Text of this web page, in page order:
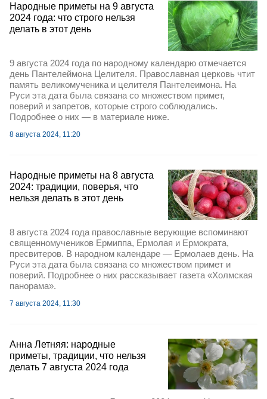
Народные приметы на 9 августа
2024 года: что строго нельзя
делать в этот день
9 августа 2024 года по народному календарю отмечается
день Пантелеймона Целителя. Православная церковь чтит
память великомученика и целителя Пантелеимона. На
Руси эта дата была связана со множеством примет,
поверий и запретов, которые строго соблюдались.
Подробнее о них — в материале ниже.
8 августа 2024, 11:20
Народные приметы на 8 августа
2024: традиции, поверья, что
нельзя делать в этот день
8 августа 2024 года православные верующие вспоминают
священномучеников Ермиппа, Ермолая и Ермократа,
пресвитеров. В народном календаре — Ермолаев день. На
Руси эта дата была связана со множеством примет и
поверий. Подробнее о них рассказывает газета «Холмская
панорама».
7 августа 2024, 11:30
Анна Летняя: народные
приметы, традиции, что нельзя
делать 7 августа 2024 года